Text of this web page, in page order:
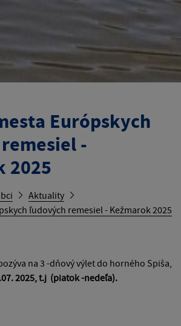
Európskych
-
2025
Aktuality
ľudových remesiel - Kežmarok 2025
na 3 -dňový výlet do horného Spiša,
2025, t.j (piatok -nedeľa).